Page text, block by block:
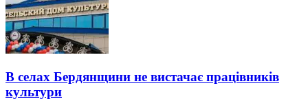
В селах Бердянщини не вистачає працівників
культури